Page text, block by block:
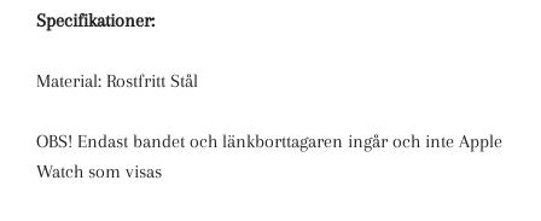
Specifikationer:
Material: Rostfritt Stål
OBS! Endast bandet och länkborttagaren ingår och inte Apple
Watch som visas